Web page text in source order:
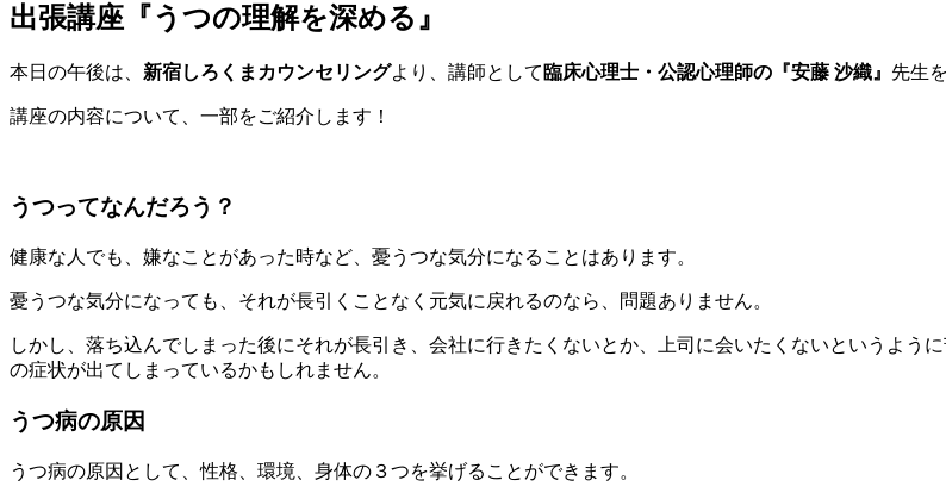
出張講座『うつの理解を深める』
本日の午後は、 新宿しろくまカウンセリングより、講師として 臨床心理士・公認心理師の『安藤 沙織』 先生
講座の内容について、一部をご紹介します！
うつってなんだろう？
健康な人でも、嫌なことがあった時など、憂うつな気分になることはあります。
憂うつな気分になっても、それが長引くことなく元気に戻れるのなら、問題ありません。
しかし、落ち込んでしまった後にそれが長引き、会社に行きたくないとか、上司に会いたくないというよう
の症状が出てしまっているかもしれません。
うつ病の原因
うつ病の原因として、性格 環境 身体の３つを挙げることができます。